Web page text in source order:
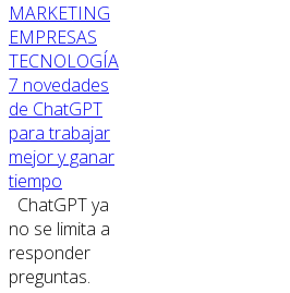
MARKETING
EMPRESAS
TECNOLOGÍA
7 novedades
de ChatGPT
para trabajar
mejor y ganar
tiempo
ChatGPT ya
no se limita a
responder
preguntas.